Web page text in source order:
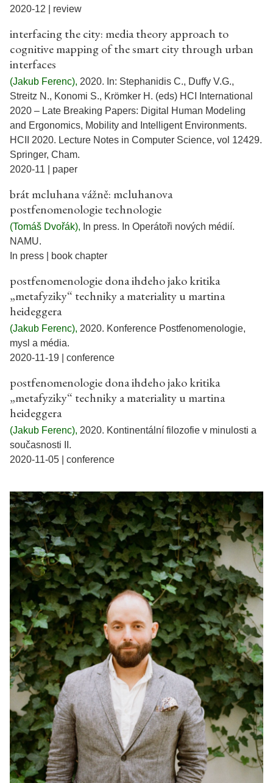
2020-12 | review
interfacing the city: media theory approach to
cognitive mapping of the smart city through urban
interfaces
(Jakub Ferenc), 2020. In: Stephanidis C., Duffy V.G.,
Streitz N., Konomi S., Krömker H. (eds) HCI International
2020 – Late Breaking Papers: Digital Human Modeling
and Ergonomics, Mobility and Intelligent Environments.
HCII 2020. Lecture Notes in Computer Science, vol 12429.
Springer, Cham.
2020-11 | paper
brát mcluhana vážně: mcluhanova
postfenomenologie technologie
(Tomáš Dvořák), In press. In Operátoři nových médií.
NAMU.
In press | book chapter
postfenomenologie dona ihdeho jako kritika
„metafyziky“ techniky a materiality u martina
heideggera
(Jakub Ferenc), 2020. Konference Postfenomenologie,
mysl a média.
2020-11-19 | conference
postfenomenologie dona ihdeho jako kritika
„metafyziky“ techniky a materiality u martina
heideggera
(Jakub Ferenc), 2020. Kontinentální filozofie v minulosti a
současnosti II.
2020-11-05 | conference